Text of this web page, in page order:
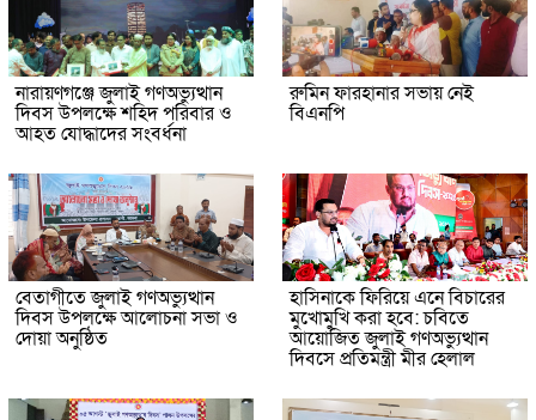
নারায়ণগঞ্জে জুলাই গণঅভ্যুত্থান
দিবস উপলক্ষে শহিদ পরিবার ও
আহত যোদ্ধাদের সংবর্ধনা
রুমিন ফারহানার সভায় নেই
বিএনপি
বেতাগীতে জুলাই গণঅভ্যুত্থান
দিবস উপলক্ষে আলোচনা সভা ও
দোয়া অনুষ্ঠিত
হাসিনাকে ফিরিয়ে এনে বিচারের
মুখোমুখি করা হবে: চবিতে
আয়োজিত জুলাই গণঅভ্যুত্থান
দিবসে প্রতিমন্ত্রী মীর হেলাল